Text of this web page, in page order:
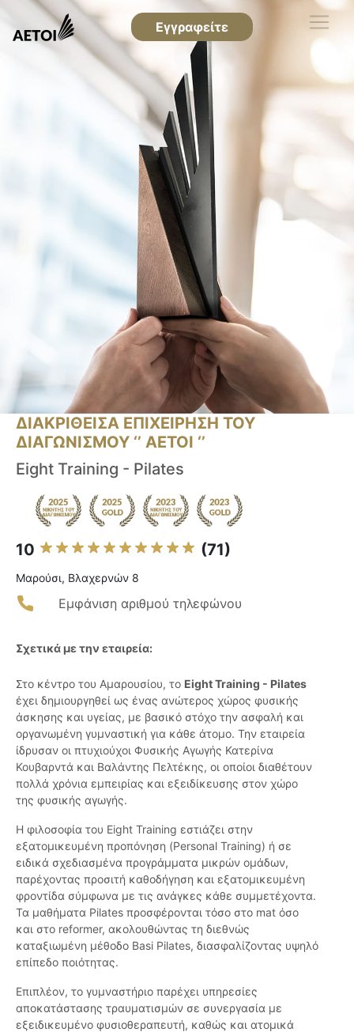
Εγγραφείτε
ΔΙΑΚΡΙΘΕΙΣΑ ΕΠΙΧΕΙΡΗΣΗ ΤΟΥ
ΔΙΑΓΩΝΙΣΜΟΥ ‘’ ΑΕΤΟΙ ‘’
Eight Training - Pilates
10 (71)
Μαρούσι, Βλαχερνών 8
Εμφάνιση αριθμού τηλεφώνου
Σχετικά με την εταιρεία:
Στο κέντρο του Αμαρουσίου, το Eight Training - Pilates
έχει δημιουργηθεί ως ένας ανώτερος χώρος φυσικής
άσκησης και υγείας, με βασικό στόχο την ασφαλή και
οργανωμένη γυμναστική για κάθε άτομο. Την εταιρεία
ίδρυσαν οι πτυχιούχοι Φυσικής Αγωγής Κατερίνα
Κουβαρντά και Βαλάντης Πελτέκης, οι οποίοι διαθέτουν
πολλά χρόνια εμπειρίας και εξειδίκευσης στον χώρο
της φυσικής αγωγής.
Η φιλοσοφία του Eight Training εστιάζει στην
εξατομικευμένη προπόνηση (Personal Training) ή σε
ειδικά σχεδιασμένα προγράμματα μικρών ομάδων,
παρέχοντας προσιτή καθοδήγηση και εξατομικευμένη
φροντίδα σύμφωνα με τις ανάγκες κάθε συμμετέχοντα.
Τα μαθήματα Pilates προσφέρονται τόσο στο mat όσο
και στο reformer, ακολουθώντας τη διεθνώς
καταξιωμένη μέθοδο Basi Pilates, διασφαλίζοντας υψηλό
επίπεδο ποιότητας.
Επιπλέον, το γυμναστήριο παρέχει υπηρεσίες
αποκατάστασης τραυματισμών σε συνεργασία με
εξειδικευμένο φυσιοθεραπευτή, καθώς και ατομικά